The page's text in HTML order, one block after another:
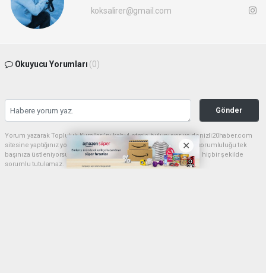
koksalirer@gmail.com
Okuyucu Yorumları (0)
Gönder
Yorum yazarak Topluluk Kuralları’nı kabul etmiş bulunuyor ve denizli20haber.com
sitesine yaptığınız yorumunuzla ilgili doğrudan veya dolaylı tüm sorumluluğu tek
başınıza üstleniyorsunuz. Yazılan tüm yorumlardan site yönetimi hiçbir şekilde
sorumlu tutulamaz.